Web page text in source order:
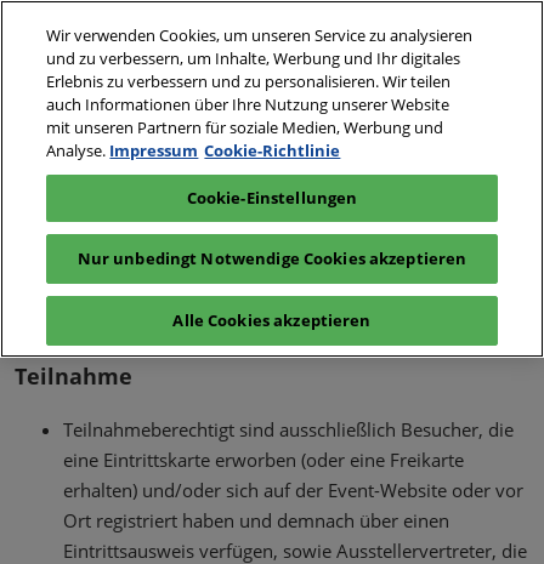
zum
Inhalt
Newsletter
Eintrittsbesti
mmungen
Teilnahme
Teilnahmeberechtigt sind ausschließlich Besucher, die
eine Eintrittskarte erworben (oder eine Freikarte
erhalten) und/oder sich auf der Event-Website oder vor
Ort registriert haben und demnach über einen
Eintrittsausweis verfügen, sowie Ausstellervertreter, die
Wir verwenden Cookies, um unseren Service zu analysieren
und zu verbessern, um Inhalte, Werbung und Ihr digitales
Erlebnis zu verbessern und zu personalisieren. Wir teilen
auch Informationen über Ihre Nutzung unserer Website
mit unseren Partnern für soziale Medien, Werbung und
Analyse. Impressum Cookie-Richtlinie
Cookie-Einstellungen
Nur unbedingt Notwendige Cookies akzeptieren
Alle Cookies akzeptieren